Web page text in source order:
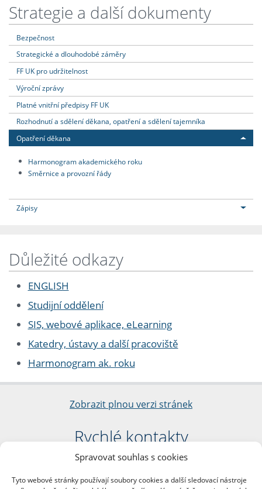
Spravovat souhlas s cookies
Tyto webové stránky používají soubory cookies a další sledovací nástroje
Strategie a další dokumenty
Bezpečnost
Strategické a dlouhodobé záměry
FF UK pro udržitelnost
Výroční zprávy
Platné vnitřní předpisy FF UK
Rozhodnutí a sdělení děkana, opatření a sdělení tajemníka
Opatření děkana
Harmonogram akademického roku
Směrnice a provozní řády
Zápisy
Důležité odkazy
ENGLISH
Studijní oddělení
SIS, webové aplikace, eLearning
Katedry, ústavy a další pracoviště
Harmonogram ak. roku
Zobrazit plnou verzi stránek
Rychlé kontakty
Filozofická fakulta
nám. Jana Palacha 1/2